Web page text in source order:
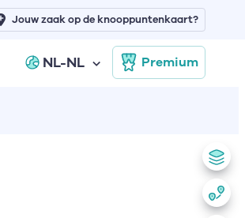
NL-NL Premium
Jouw zaak op de knooppuntenkaart?